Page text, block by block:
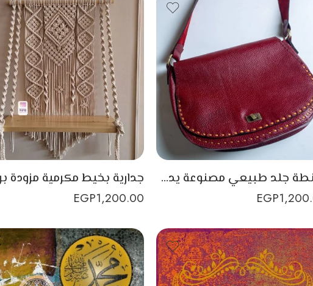
شنطة جلد طبيعي مصنوعة يدويًا من أجل أناقتك
EGP
EGP1,200.00